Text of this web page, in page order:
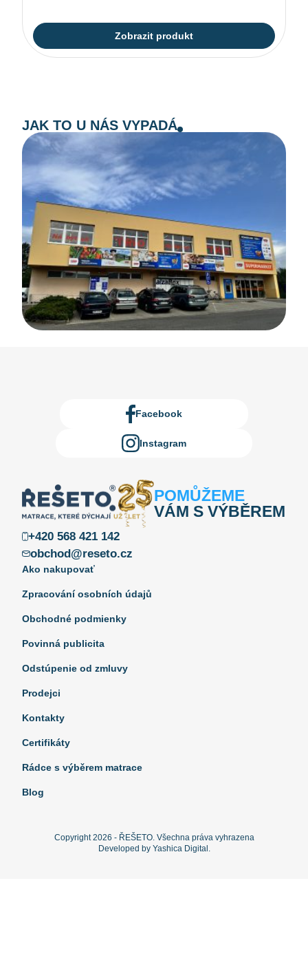
Zobrazit produkt
JAK TO U NÁS VYPADÁ
Facebook
Instagram
POMŮŽEME
VÁM S VÝBĚREM
+420 568 421 142
obchod@reseto.cz
Ako nakupovať
Zpracování osobních údajů
Obchodné podmienky
Povinná publicita
Odstúpenie od zmluvy
Prodejci
Kontakty
Certifikáty
Rádce s výběrem matrace
Blog
Copyright 2026 - ŘEŠETO. Všechna práva vyhrazena
Developed by Yashica Digital.